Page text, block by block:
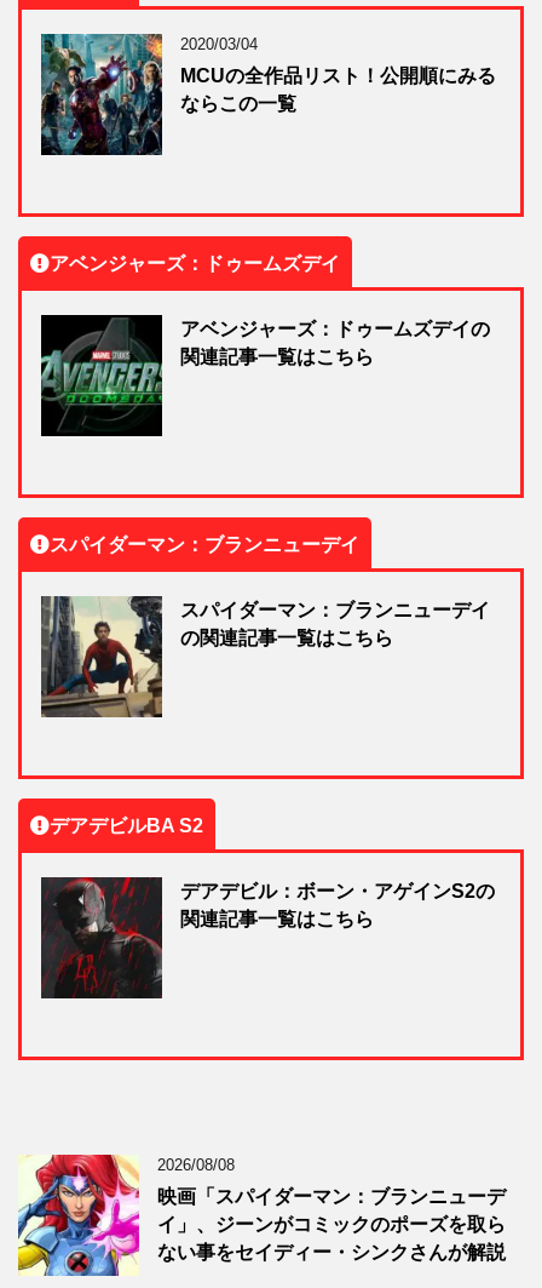
2020/03/04
MCUの全作品リスト！公開順にみる
ならこの一覧
アベンジャーズ：ドゥームズデイ
アベンジャーズ：ドゥームズデイの
関連記事一覧はこちら
スパイダーマン：ブランニューデイ
スパイダーマン：ブランニューデイ
の関連記事一覧はこちら
デアデビルBA S2
デアデビル：ボーン・アゲインS2の
関連記事一覧はこちら
2026/08/08
映画「スパイダーマン：ブランニューデ
イ」、ジーンがコミックのポーズを取ら
ない事をセイディー・シンクさんが解説